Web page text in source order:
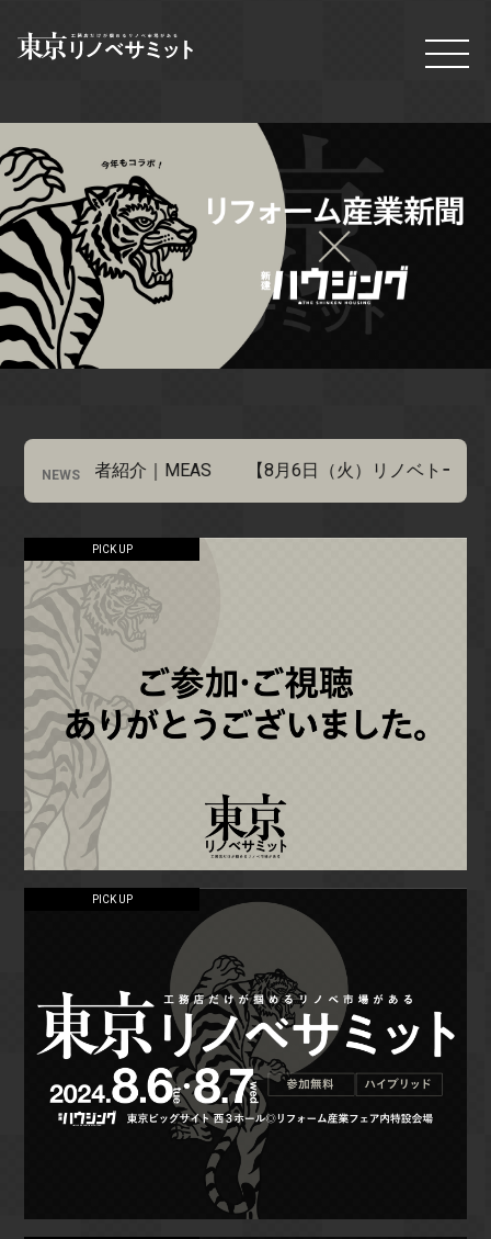
NEWS
ス出展者紹介｜MEAS 【8月6日（火）リノベトーク№3
PICK UP
PICK UP